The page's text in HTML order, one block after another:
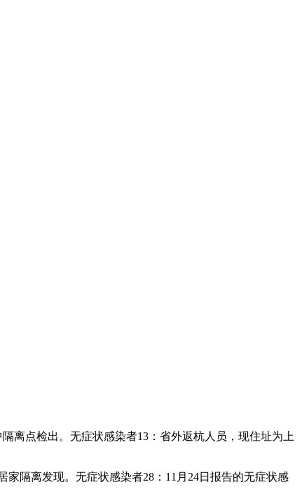
离点检出。无症状感染者13：省外返杭人员，现住址为上
家隔离发现。无症状感染者28：11月24日报告的无症状感